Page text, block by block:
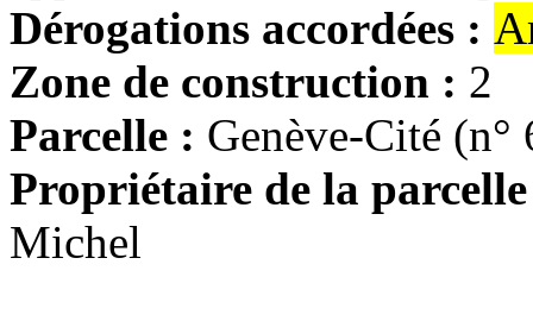
Dérogations accordées :
Zone de construction : 2
Parcelle : Genève-Cité (n°
Propriétaire de la
Michel